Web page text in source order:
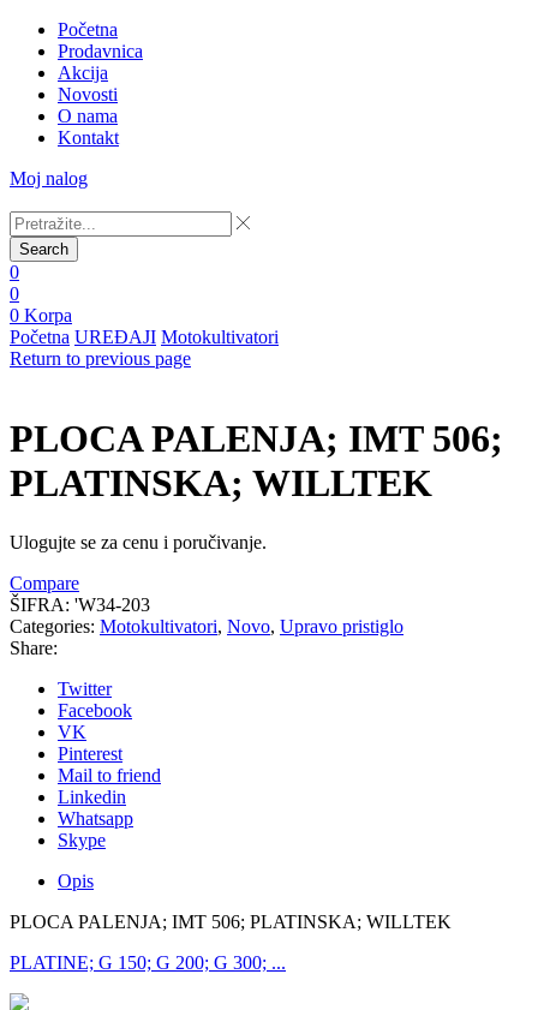
Početna
Prodavnica
Akcija
Novosti
O nama
Kontakt
Moj nalog
Search
0
0
0 Korpa
Početna UREĐAJI Motokultivatori
Return to previous page
PLOCA PALENJA; IMT 506;
PLATINSKA; WILLTEK
Ulogujte se za cenu i poručivanje.
Compare
ŠIFRA: 'W34-203
Categories: Motokultivatori, Novo, Upravo pristiglo
Share:
Twitter
Facebook
VK
Pinterest
Mail to friend
Linkedin
Whatsapp
Skype
Opis
PLOCA PALENJA; IMT 506; PLATINSKA; WILLTEK
PLATINE; G 150; G 200; G 300; ...